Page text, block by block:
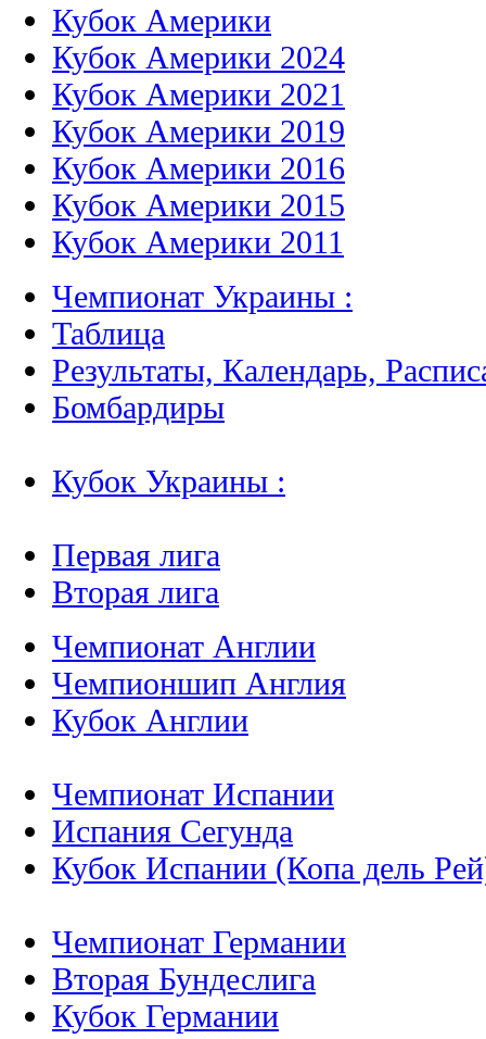
Кубок Америки
Кубок Америки 2024
Кубок Америки 2021
Кубок Америки 2019
Кубок Америки 2016
Кубок Америки 2015
Кубок Америки 2011
Чемпионат Украины :
Таблица
Результаты, Календарь,
Бомбардиры
Кубок Украины :
Первая лига
Вторая лига
Чемпионат Англии
Чемпионшип Англия
Кубок Англии
Чемпионат Испании
Испания Сегунда
Кубок Испании (Копа дель
Чемпионат Германии
Вторая Бундеслига
Кубок Германии